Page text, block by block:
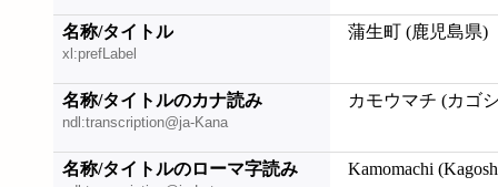
名称/タイトル
xl:prefLabel
蒲生町 (鹿児島県)
名称/タイトルのカナ読み
ndl:transcription@ja-Kana
カモウマチ (カゴ
名称/タイトルのローマ字読み Kamomachi